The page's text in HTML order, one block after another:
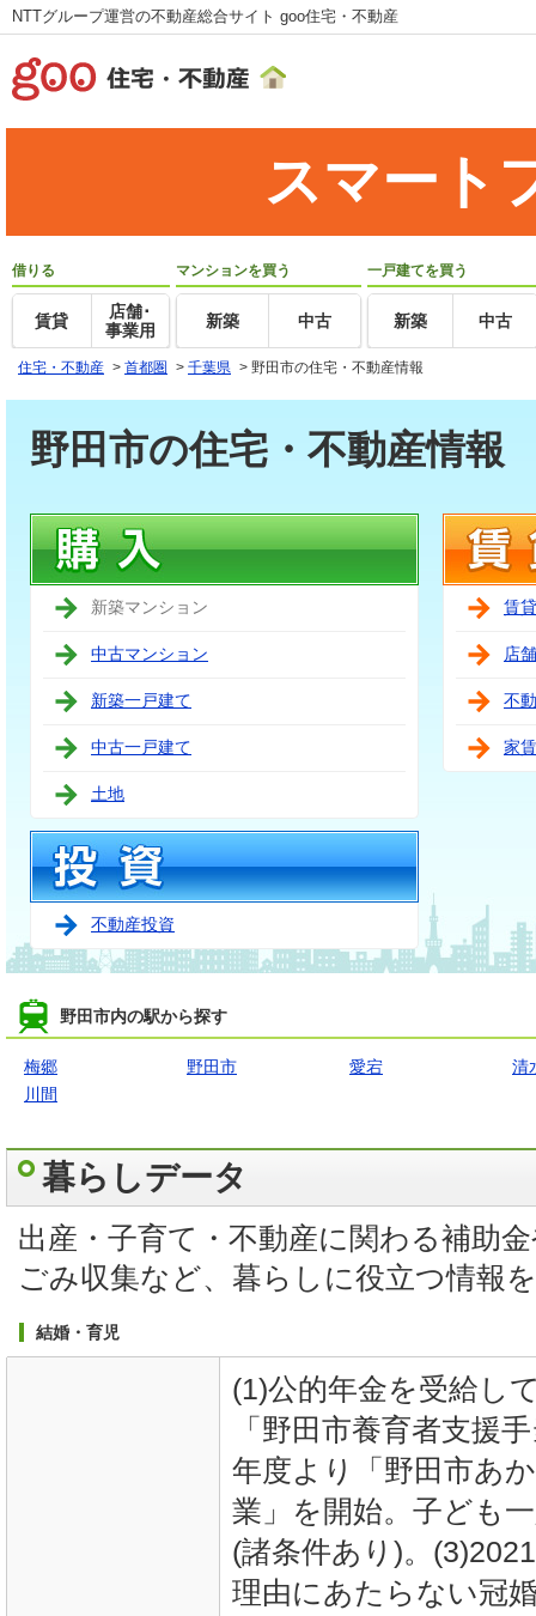
NTTグループ運営の不動産総合サイト goo住宅・不動産
スマート
借りる
賃貸
店舗･
事業用
マンションを買う
新築 中古
一戸建てを買う
新築 中古
住宅・不動産 > 首都圏 > 千葉県 > 野田市の住宅・不動産情報
野田市の住宅・不動産情報
新築マンション
中古マンション
新築一戸建て
中古一戸建て
土地
不動産投資
賃
店
不
家
野田市内の駅から探す
梅郷 野田市 愛宕
清
川間
暮らしデータ
出産・子育て・不動産に関わる補助
ごみ収集など、暮らしに役立つ情報
結婚・育児
(1)公的年金を受給し
「野田市養育者支援
年度より「野田市あ
業」を開始。子ども
(諸条件あり)。
理由にあたらない冠